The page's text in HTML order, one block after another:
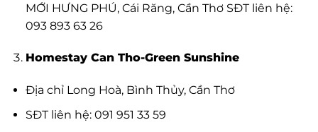
MỚI HƯNG PHÚ, Cái Răng, Cần Thơ SĐT liên hệ:
093 893 63 26
Homestay Can Tho-Green Sunshine
Địa chỉ Long Hoà, Bình Thủy, Cần Thơ
SĐT liên hệ: 091 951 33 59